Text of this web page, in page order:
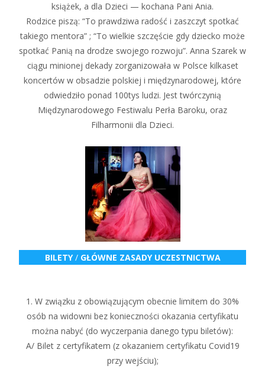
książek, a dla Dzieci — kochana Pani Ania.
Rodzice piszą: “To prawdziwa radość i zaszczyt spotkać
takiego mentora” ; “To wielkie szczęście gdy dziecko może
spotkać Panią na drodze swojego rozwoju”. Anna Szarek w
ciągu minionej dekady zorganizowała w Polsce kilkaset
koncertów w obsadzie polskiej i międzynarodowej, które
odwiedziło ponad 100tys ludzi. Jest twórczynią
Międzynarodowego Festiwalu Perła Baroku, oraz
Filharmonii dla Dzieci.
BILETY/ GŁÓWNE ZASADY UCZESTNICTWA
1. W związku z obowiązującym obecnie limitem do 30%
osób na widowni bez konieczności okazania certyfikatu
można nabyć (do wyczerpania danego typu biletów):
A/ Bilet z certyfikatem (z okazaniem certyfikatu Covid19
przy wejściu);